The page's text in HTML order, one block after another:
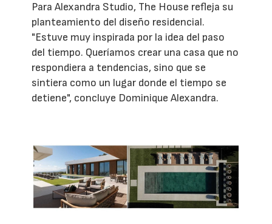
Para Alexandra Studio, The House refleja su
planteamiento del diseño residencial.
"Estuve muy inspirada por la idea del paso
del tiempo. Queríamos crear una casa que no
respondiera a tendencias, sino que se
sintiera como un lugar donde el tiempo se
detiene", concluye Dominique Alexandra.